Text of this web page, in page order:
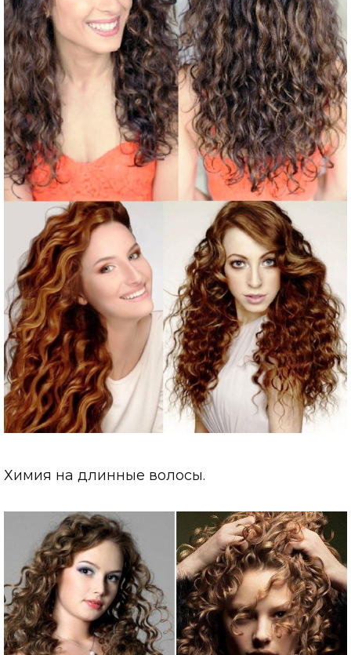
Химия на длинные волосы.